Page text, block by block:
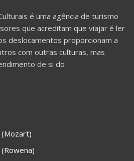
é uma agência de turismo
que acreditam que viajar é ler
deslocamentos proporcionam a
com outras culturas, mas
de si do